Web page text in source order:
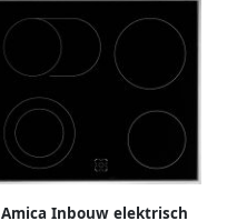
Amica Inbouw elektrisch